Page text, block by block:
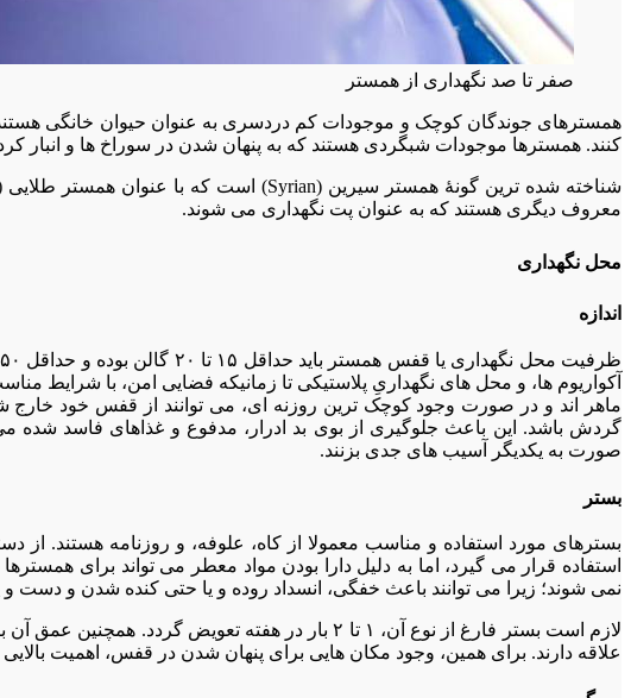
صفر تا صد نگهداری از همستر
کنند. همسترها موجودات شبگردی هستند که به پنهان شدن در سوراخ ها و انبار
معروف دیگری هستند که به عنوان پت نگهداری می شوند.
محل نگهداری
اندازه
آکواریوم ها، و محل های نگهداریِ پلاستیکی تا زمانیکه فضایی امن، با شرایط
ماهر اند و در صورت وجود کوچک ترین روزنه ای، می توانند از قفس خود خارج
گردش باشد. این باعث جلوگیری از بوی بد ادرار، مدفوع و غذاهای فاسد شده
صورت به یکدیگر آسیب های جدی بزنند.
بستر
بسترهای مورد استفاده و مناسب معمولا از کاه، علوفه، و روزنامه هستند.
نمی شوند؛ زیرا می توانند باعث خفگی، انسداد روده و یا حتی کنده شدن و دست و
لازم است بستر فارغ از نوع آن، ۱ تا ۲ بار در هفته
علاقه دارند. برای همین، وجود مکان هایی برای پنهان شدن در قفس، اهمیت بالایی